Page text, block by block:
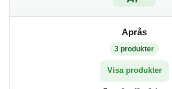
Aprås
3 produkter
Visa produkter